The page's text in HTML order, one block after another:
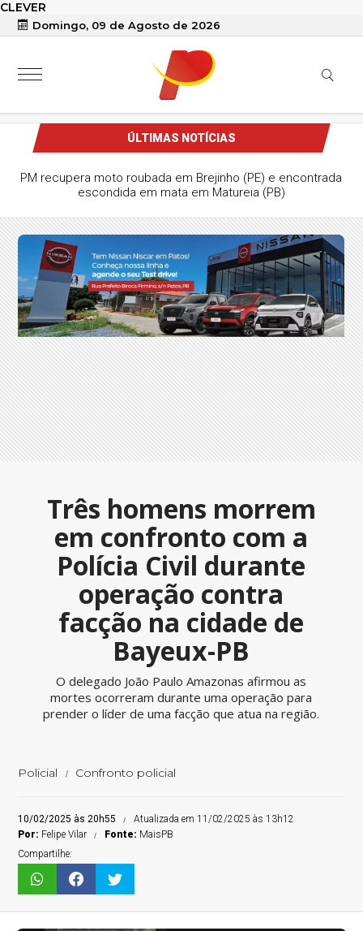
CLEVER
Domingo, 09 de Agosto de 2026
ÚLTIMAS NOTÍCIAS
PM recupera moto roubada em Brejinho (PE) e encontrada
escondida em mata em Matureia (PB)
Três homens morrem
em confronto com a
Polícia Civil durante
operação contra
facção na cidade de
Bayeux-PB
O delegado João Paulo Amazonas afirmou as
mortes ocorreram durante uma operação para
prender o líder de uma facção que atua na região.
Policial Confronto policial
10/02/2025 às 20h55
Atualizada em 11/02/2025 às 13h12
Por: Felipe Vilar Fonte: MaisPB
Compartilhe: